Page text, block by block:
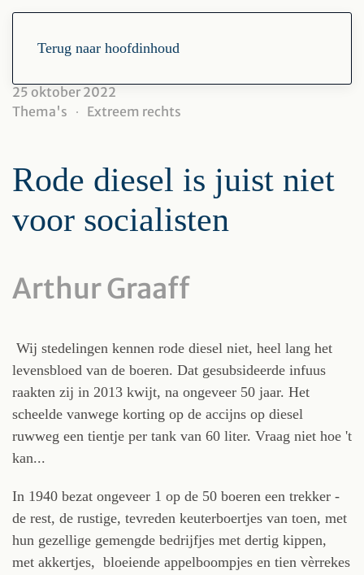
Terug naar hoofdinhoud
25 oktober 2022
Thema's
Extreem rechts
Rode diesel is juist niet
voor socialisten
Arthur Graaff
Wij stedelingen kennen rode diesel niet, heel lang het
levensbloed van de boeren. Dat gesubsideerde infuus
raakten zij in 2013 kwijt, na ongeveer 50 jaar. Het
scheelde vanwege korting op de accijns op diesel
ruwweg een tientje per tank van 60 liter. Vraag niet hoe 't
kan...
In 1940 bezat ongeveer 1 op de 50 boeren een trekker -
de rest, de rustige, tevreden keuterboertjes van toen, met
hun gezellige gemengde bedrijfjes met dertig kippen,
met akkertjes, bloeiende appelboompjes en tien vèrrekes